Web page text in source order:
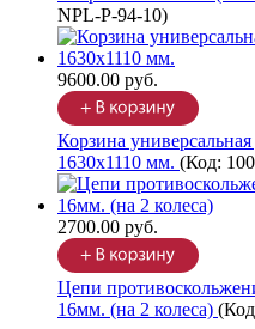
NPL-P-94-10)
9600.00 руб.
Корзина
1630х1110 мм. (Код:
2700.00 руб.
Цепи
16мм. (на 2 колеса)